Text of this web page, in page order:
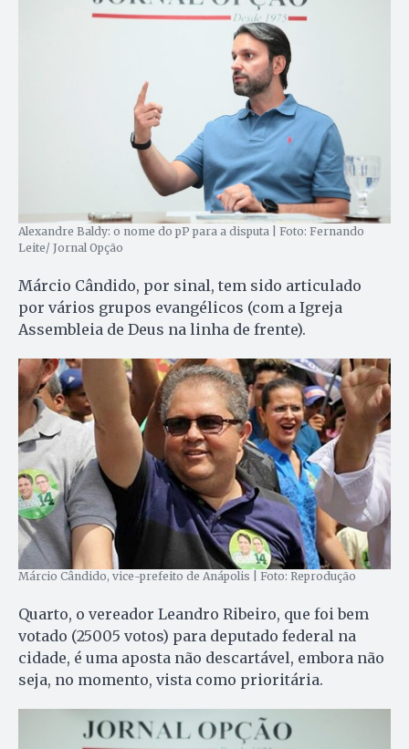
Alexandre Baldy: o nome do pP para a disputa | Foto: Fernando
Leite/ Jornal Opção
Márcio Cândido, por sinal, tem sido articulado
por vários grupos evangélicos (com a Igreja
Assembleia de Deus na linha de frente).
Márcio Cândido, vice-prefeito de Anápolis | Foto: Reprodução
Quarto, o vereador Leandro Ribeiro, que foi bem
votado (25005 votos) para deputado federal na
cidade, é uma aposta não descartável, embora não
seja, no momento, vista como prioritária.